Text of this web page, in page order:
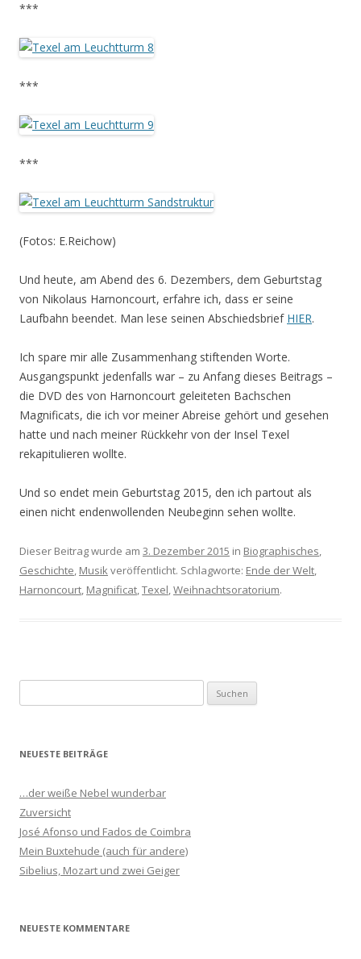
***
***
***
(Fotos: E.Reichow)
Und heute, am Abend des 6. Dezembers, dem Geburtstag
von Nikolaus Harnoncourt, erfahre ich, dass er seine
Laufbahn beendet. Man lese seinen Abschiedsbrief HIER.
Ich spare mir alle Zusammenhang stiftenden Worte.
Ausgangspunkt jedenfalls war – zu Anfang dieses Beitrags –
die DVD des von Harnoncourt geleiteten Bachschen
Magnificats, die ich vor meiner Abreise gehört und gesehen
hatte und nach meiner Rückkehr von der Insel Texel
rekapitulieren wollte.
Und so endet mein Geburtstag 2015, den ich partout als
einen nicht endenwollenden Neubeginn sehen wollte.
Dieser Beitrag wurde am 3. Dezember 2015 in Biographisches,
Geschichte, Musikveröffentlicht. Schlagworte: Ende der Welt,
Harnoncourt, Magnificat,Texel,Weihnachtsoratorium.
u
h
n
a
c
h
NEUESTE BEITRÄGE
…der weiße Nebel wunderbar
Zuversicht
José Afonso und Fados de Coimbra
Mein Buxtehude (auch für andere)
Sibelius, Mozart und zwei Geiger
NEUESTE KOMMENTARE